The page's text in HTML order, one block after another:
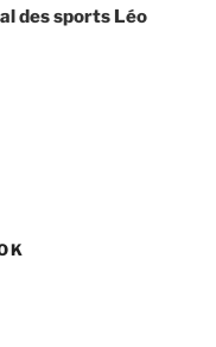
des sports Léo